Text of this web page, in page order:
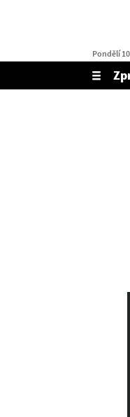
Pondělí
menu